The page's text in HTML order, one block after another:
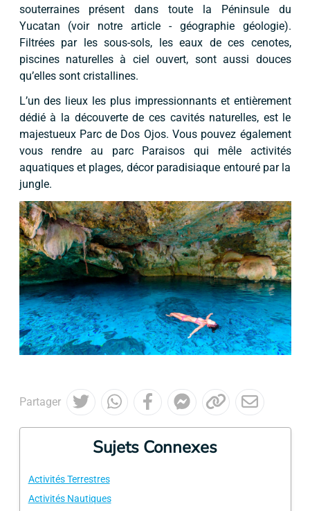
souterraines présent dans toute la Péninsule du
Yucatan (voir notre article - géographie géologie).
Filtrées par les sous-sols, les eaux de ces cenotes,
piscines naturelles à ciel ouvert, sont aussi douces
qu’elles sont cristallines.
L’un des lieux les plus impressionnants et entièrement
dédié à la découverte de ces cavités naturelles, est le
majestueux Parc de Dos Ojos. Vous pouvez également
vous rendre au parc Paraisos qui mêle activités
aquatiques et plages, décor paradisiaque entouré par la
jungle.
Partager
Sujets Connexes
Activités Terrestres
Activités Nautiques